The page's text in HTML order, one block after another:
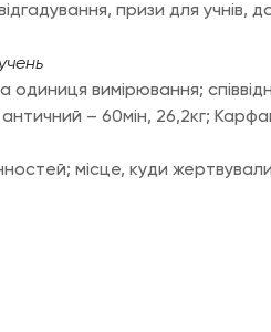
призи для учнів,
одиниця вимірювання;
– 60мін, 26,2кг;
місце, куди